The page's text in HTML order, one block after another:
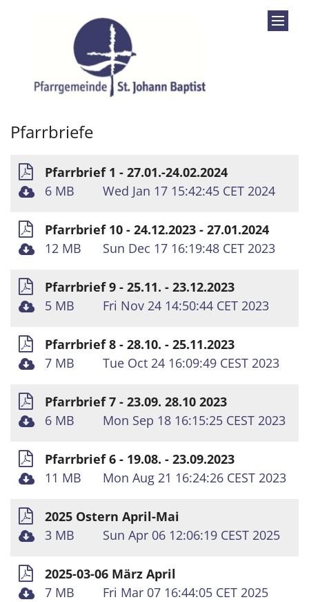
Pfarrbriefe
Pfarrbrief 1 - 27.01.-24.02.2024
6 MB
Wed Jan 17 15:42:45 CET 2024
Pfarrbrief 10 - 24.12.2023 - 27.01.2024
12 MB
Sun Dec 17 16:19:48 CET 2023
Pfarrbrief 9 - 25.11. - 23.12.2023
5 MB
Fri Nov 24 14:50:44 CET 2023
Pfarrbrief 8 - 28.10. - 25.11.2023
7 MB
Tue Oct 24 16:09:49 CEST 2023
Pfarrbrief 7 - 23.09. 28.10 2023
6 MB
Mon Sep 18 16:15:25 CEST 2023
Pfarrbrief 6 - 19.08. - 23.09.2023
11 MB
Mon Aug 21 16:24:26 CEST 2023
2025 Ostern April-Mai
3 MB
Sun Apr 06 12:06:19 CEST 2025
2025-03-06 März April
7 MB
Fri Mar 07 16:44:05 CET 2025